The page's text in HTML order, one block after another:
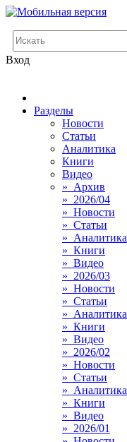
Вход
Разделы
Новости
Статьи
Аналитика
Книги
Видео
» Архив
» 2026/04
» Новости
» Статьи
» Аналитика
» Книги
» Видео
» 2026/03
» Новости
» Статьи
» Аналитика
» Книги
» Видео
» 2026/02
» Новости
» Статьи
» Аналитика
» Книги
» Видео
» 2026/01